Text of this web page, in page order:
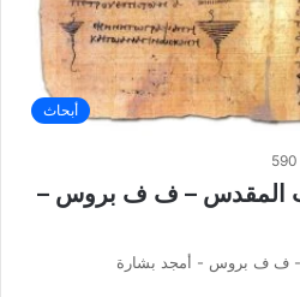
أبحاث
590
المقدس – ف ف بروس –
- ف ف بروس - أمجد بشارة